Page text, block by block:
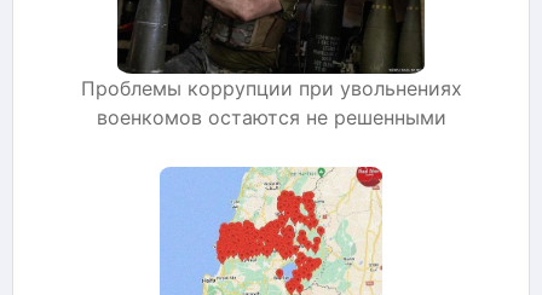
Проблемы коррупции при увольнениях
военкомов остаются не решенными